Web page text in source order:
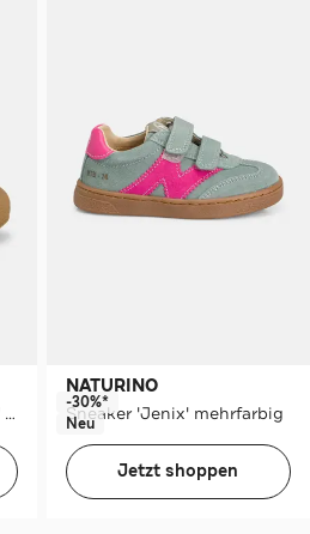
Winterstiefel 'Hochalpen' navy
NATURINO
Sneaker 'Jenix' mehrfarbig
-30%*
Neu
Jetzt shoppen